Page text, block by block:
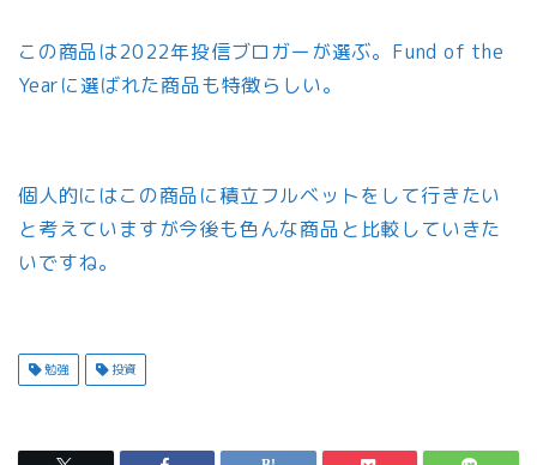
この商品は2022年投信ブロガーが選ぶ。Fund of the
Yearに選ばれた商品も特徴らしい。
個人的にはこの商品に積立フルベットをして行きたい
と考えていますが今後も色んな商品と比較していきた
いですね。
勉強 投資